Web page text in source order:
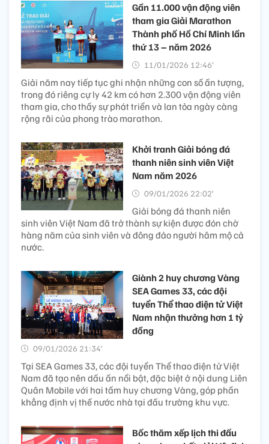
Gần 11.000 vận động viên
tham gia Giải Marathon
Thành phố Hồ Chí Minh lần
thứ 13 – năm 2026
11/01/2026 12:46’
Giải năm nay tiếp tục ghi nhận những con số ấn tượng,
trong đó riêng cự ly 42 km có hơn 2.300 vận động viên
tham gia, cho thấy sự phát triển và lan tỏa ngày càng
rộng rãi của phong trào marathon.
Khởi tranh Giải bóng đá
thanh niên sinh viên Việt
Nam năm 2026
09/01/2026 22:02’
Giải bóng đá thanh niên
sinh viên Việt Nam đã trở thành sự kiện được đón chờ
hàng năm của sinh viên và đông đảo người hâm mộ cả
nước.
Giành 2 huy chương Vàng
SEA Games 33, các đội
tuyển Thể thao điện tử Việt
Nam nhận thưởng hơn 1 tỷ
đồng
09/01/2026 21:34’
Tại SEA Games 33, các đội tuyển Thể thao điện tử Việt
Nam đã tạo nên dấu ấn nổi bật, đặc biệt ở nội dung Liên
Quân Mobile với hai tấm huy chương Vàng, góp phần
khẳng định vị thế nước nhà tại đấu trường khu vực.
Bốc thăm xếp lịch thi đấu